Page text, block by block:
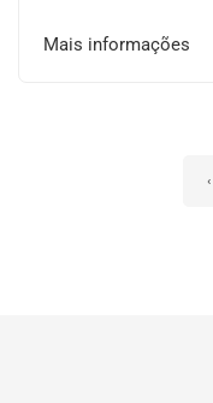
Mais informações
‹